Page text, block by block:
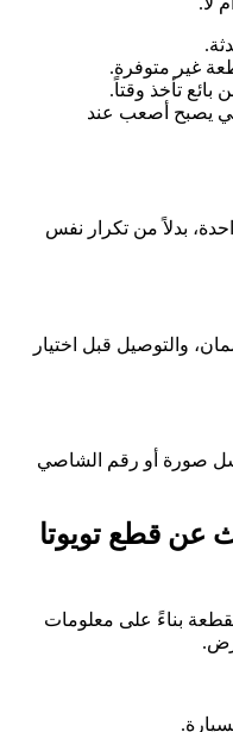
غير متوفرة.
بائع تأخذ وقتاً.
يصبح أصعب عند
بدلاً من تكرار نفس
والتوصيل قبل اختيار
صورة أو رقم الشاصي
عن قطع تويوتا
بناءً على معلومات